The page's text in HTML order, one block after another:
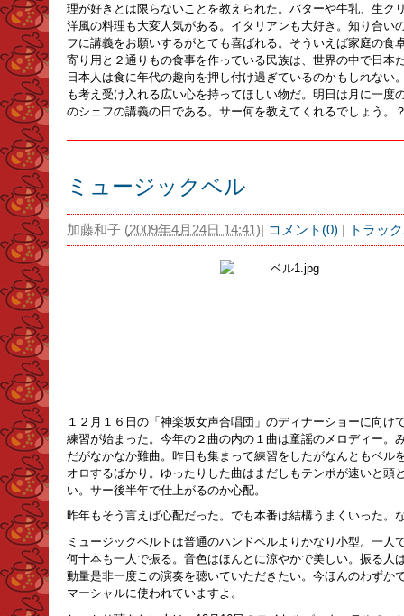
理が好きとは限らないことを教えられた。バターや牛乳、生ク
洋風の料理も大変人気がある。イタリアンも大好き。知り合い
フに講義をお願いするがとても喜ばれる。そういえば家庭の食
寄り用と２通りもの食事を作っている民族は、世界の中で日本
日本人は食に年代の趣向を押し付け過ぎているのかもしれない
も考え受け入れる広い心を持ってほしい物だ。明日は月に一度
のシェフの講義の日である。サー何を教えてくれるでしょう。
ミュージックベル
加藤和子(2009年4月24日 14:41)| コメント(0) | トラッ
１２月１６日の「神楽坂女声合唱団」のディナーショーに向け
練習が始まった。今年の２曲の内の１曲は童謡のメロディー。
だがなかなか難曲。昨日も集まって練習をしたがなんともベル
オロするばかり。ゆったりした曲はまだしもテンポが速いと頭
い。サー後半年で仕上がるのか心配。
昨年もそう言えば心配だった。でも本番は結構うまくいった。
ミュージックベルトは普通のハンドベルよりかなり小型。一人
何十本も一人で振る。音色はほんとに涼やかで美しい。振る人
動量是非一度この演奏を聴いていただきたい。今ほんのわずか
マーシャルに使われていますよ。